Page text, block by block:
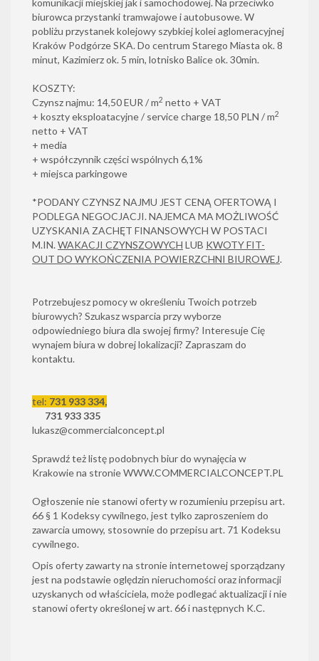
komunikacji miejskiej jak i samochodowej. Na przeciwko
biurowca przystanki tramwajowe i autobusowe. W
pobliżu przystanek kolejowy szybkiej kolei aglomeracyjnej
Kraków Podgórze SKA. Do centrum Starego Miasta ok. 8
minut, Kazimierz ok. 5 min, lotnisko Balice ok. 30min.
KOSZTY:
Czynsz najmu: 14,50 EUR / m2 netto + VAT
+ koszty eksploatacyjne / service charge 18,50 PLN / m2
netto + VAT
+ media
+ współczynnik części wspólnych 6,1%
+ miejsca parkingowe
*PODANY CZYNSZ NAJMU JEST CENĄ OFERTOWĄ I
PODLEGA NEGOCJACJI. NAJEMCA MA MOŻLIWOŚĆ
UZYSKANIA ZACHĘT FINANSOWYCH W POSTACI
M.IN. WAKACJI CZYNSZOWYCH LUB KWOTY FIT-
OUT DO WYKOŃCZENIA POWIERZCHNI BIUROWEJ.
Potrzebujesz pomocy w określeniu Twoich potrzeb
biurowych? Szukasz wsparcia przy wyborze
odpowiedniego biura dla swojej firmy? Interesuje Cię
wynajem biura w dobrej lokalizacji? Zapraszam do
kontaktu.
tel: 731 933 334,
731 933 335
lukasz@commercialconcept.pl
Sprawdź też listę podobnych biur do wynajęcia w
Krakowie na stronieWWW.COMMERCIALCONCEPT.PL
Ogłoszenie nie stanowi oferty w rozumieniu przepisu art.
66 § 1 Kodeksy cywilnego, jest tylko zaproszeniem do
zawarcia umowy, stosownie do przepisu art. 71 Kodeksu
cywilnego.
Opis oferty zawarty na stronie internetowej sporządzany
jest na podstawie oględzin nieruchomości oraz informacji
uzyskanych od właściciela, może podlegać aktualizacji i nie
stanowi oferty określonej w art. 66 i następnych K.C.